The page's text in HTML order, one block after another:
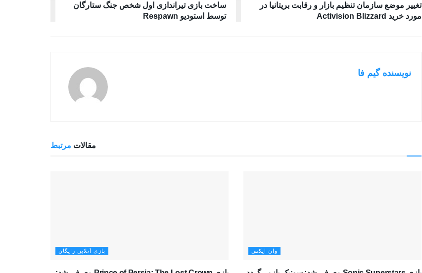
ساخت بازی تیراندازی اول شخص جنگ ستارگان
توسط استودیو Respawn
تغییر موضع سازمان تنظیم بازار و رقابت بریتانیا در
مورد خرید Activision Blizzard
نویسنده گیم فا
مقالات مرتبط
وان ایکس بازی آنلاین رایگان